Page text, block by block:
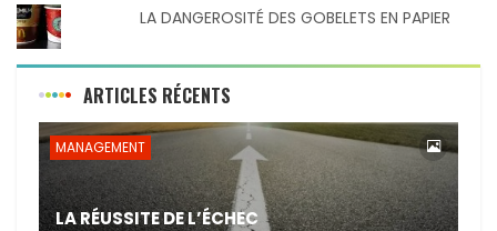
LA DANGEROSITÉ DES GOBELETS EN PAPIER
ARTICLES RÉCENTS
MANAGEMENT
LA RÉUSSITE DE L’ÉCHEC